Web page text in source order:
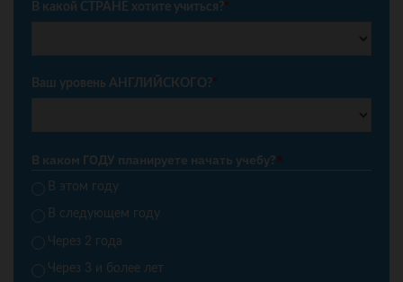
В какой СТРАНЕ хотите учиться?*
Ваш уровень АНГЛИЙСКОГО?*
В каком ГОДУ планируете начать учебу?*
В этом году
В следующем году
Через 2 года
Через 3 и более лет